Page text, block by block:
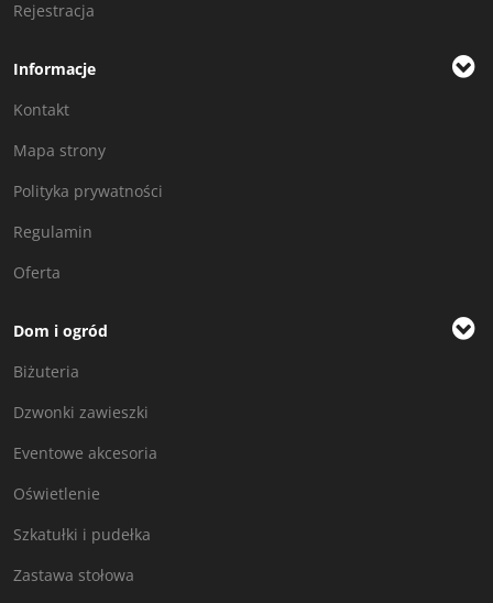
Rejestracja
Informacje
Kontakt
Mapa strony
Polityka prywatności
Regulamin
Oferta
Dom i ogród
Biżuteria
Dzwonki zawieszki
Eventowe akcesoria
Oświetlenie
Szkatułki i pudełka
Zastawa stołowa